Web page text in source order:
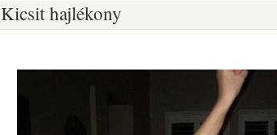
Kicsit hajlékony